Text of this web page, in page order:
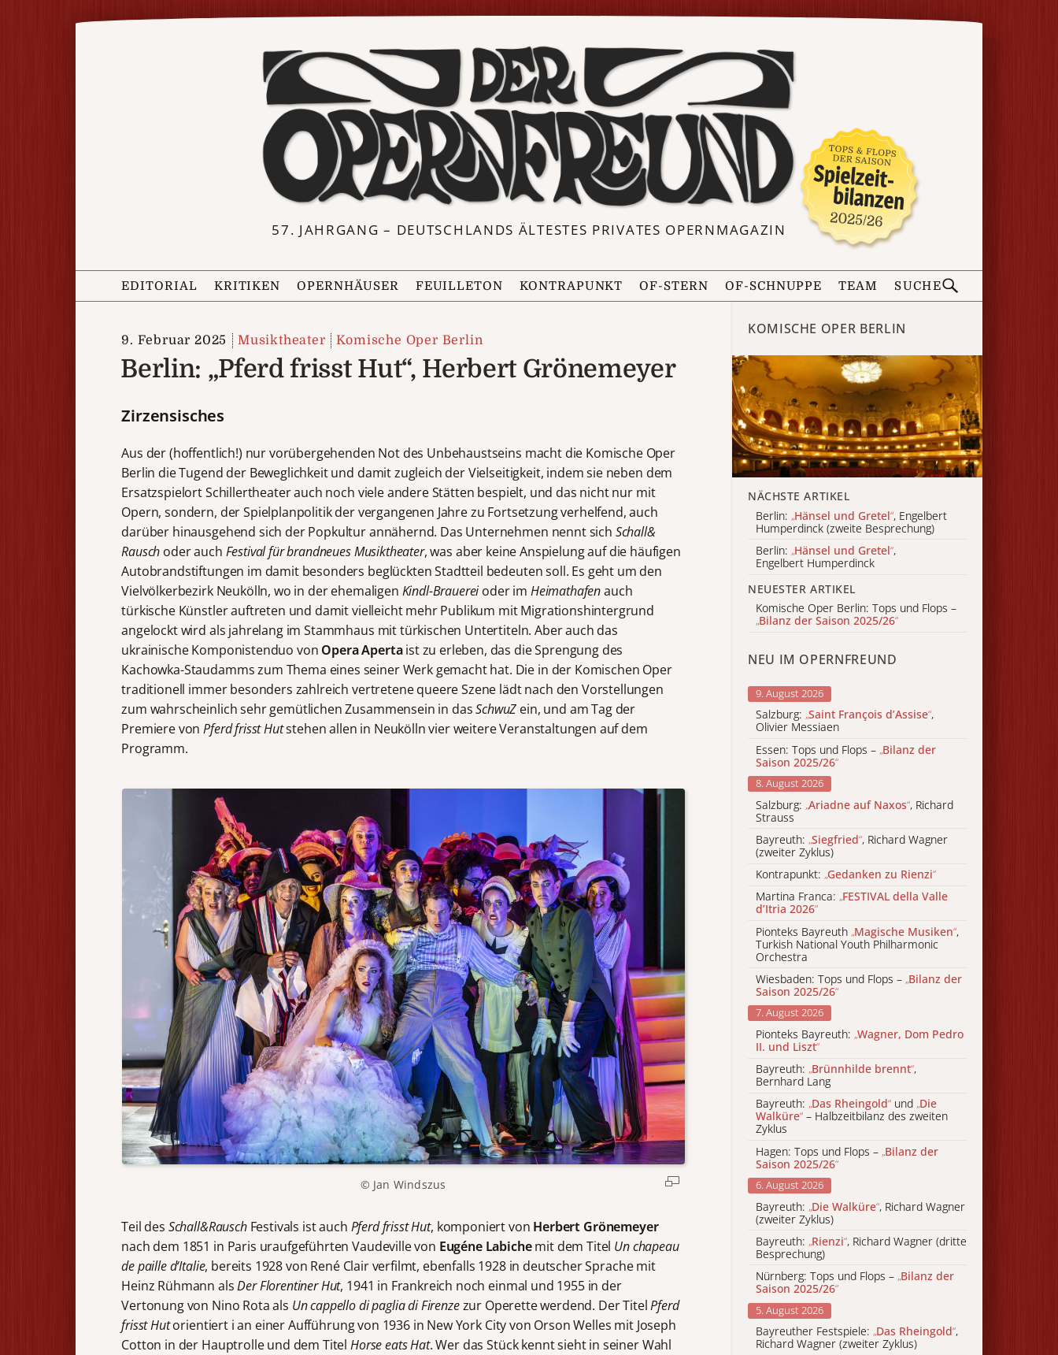
57. JAHRGANG – DEUTSCHLANDS ÄLTESTES PRIVATES OPERNMAGAZIN
EDITORIAL KRITIKEN OPERNHÄUSER FEUILLETON KONTRAPUNKT OF-STERN OF-SCHNUPPE TEAM SUCHE
9. Februar 2025 Musiktheater Komische Oper Berlin
Berlin: „Pferd frisst Hut“, Herbert Grönemeyer
Zirzensisches
Aus der (hoffentlich!) nur vorübergehenden Not des Unbehaustseins macht die Komische Oper
Berlin die Tugend der Beweglichkeit und damit zugleich der Vielseitigkeit, indem sie neben dem
Ersatzspielort Schillertheater auch noch viele andere Stätten bespielt, und das nicht nur mit
Opern, sondern, der Spielplanpolitik der vergangenen Jahre zu Fortsetzung verhelfend, auch
darüber hinausgehend sich der Popkultur annähernd. Das Unternehmen nennt sich Schall&
Rausch oder auch Festival für brandneues Musiktheater, was aber keine Anspielung auf die häufigen
Autobrandstiftungen im damit besonders beglückten Stadtteil bedeuten soll. Es geht um den
Vielvölkerbezirk Neukölln, wo in der ehemaligen Kindl-Brauereioder im Heimathafenauch
türkische Künstler auftreten und damit vielleicht mehr Publikum mit Migrationshintergrund
angelockt wird als jahrelang im Stammhaus mit türkischen Untertiteln. Aber auch das
ukrainische Komponistenduo von Opera Apertaist zu erleben, das die Sprengung des
Kachowka-Staudamms zum Thema eines seiner Werk gemacht hat. Die in der Komischen Oper
traditionell immer besonders zahlreich vertretene queere Szene lädt nach den Vorstellungen
zum wahrscheinlich sehr gemütlichen Zusammensein in dasSchwuZ ein, und am Tag der
Premiere vonPferd frisst Hutstehen allen in Neukölln vier weitere Veranstaltungen auf dem
Programm.
© Jan Windszus
Teil des Schall&RauschFestivals ist auch Pferd frisst Hut, komponiert von Herbert Grönemeyer
nach dem 1851 in Paris uraufgeführten Vaudeville von Eugéne Labichemit dem Titel Un chapeau
de pailled‘Italie, bereits 1928 von René Clair verfilmt, ebenfalls 1928 in deutscher Sprache mit
Heinz Rühmann alsDer Florentiner Hut, 1941 in Frankreich noch einmal und 1955 in der
Vertonung von Nino Rota als Un cappello di paglia di Firenzezur Operette werdend. Der TitelPferd
frisst Hutorientiert i an einer Aufführung von 1936 in New York City von Orson Welles mit Joseph
Cotton in der Hauptrolle und dem Titel Horse eats Hat. Wer das Stück kennt sieht in seiner Wahl
KOMISCHE OPER BERLIN
NÄCHSTE ARTIKEL
Berlin: „Hänsel und Gretel“, Engelbert
Humperdinck (zweite Besprechung)
Berlin: „Hänsel und Gretel“,
Engelbert Humperdinck
NEUESTER ARTIKEL
Komische Oper Berlin: Tops und Flops –
„Bilanz der Saison 2025/26“
NEU IM OPERNFREUND
9. August 2026
Salzburg: „Saint François d’Assise“,
Olivier Messiaen
Essen: Tops und Flops – „Bilanz der
Saison 2025/26“
8. August 2026
Salzburg: „Ariadne auf Naxos“, Richard
Strauss
Bayreuth: „Siegfried“, Richard Wagner
(zweiter Zyklus)
Kontrapunkt: „Gedanken zu Rienzi“
Martina Franca: „FESTIVAL della Valle
d’Itria 2026“
Pionteks Bayreuth „Magische Musiken“,
Turkish National Youth Philharmonic
Orchestra
Wiesbaden: Tops und Flops – „Bilanz der
Saison 2025/26“
7. August 2026
Pionteks Bayreuth: „Wagner, Dom Pedro
II. und Liszt“
Bayreuth: „Brünnhilde brennt“,
Bernhard Lang
Bayreuth: „Das Rheingold“ und „Die
Walküre“ – Halbzeitbilanz des zweiten
Zyklus
Hagen: Tops und Flops – „Bilanz der
Saison 2025/26“
6. August 2026
Bayreuth: „Die Walküre“, Richard Wagner
(zweiter Zyklus)
Bayreuth: „Rienzi“, Richard Wagner (dritte
Besprechung)
Nürnberg: Tops und Flops – „Bilanz der
Saison 2025/26“
5. August 2026
Bayreuther Festspiele: „Das Rheingold“,
Richard Wagner (zweiter Zyklus)